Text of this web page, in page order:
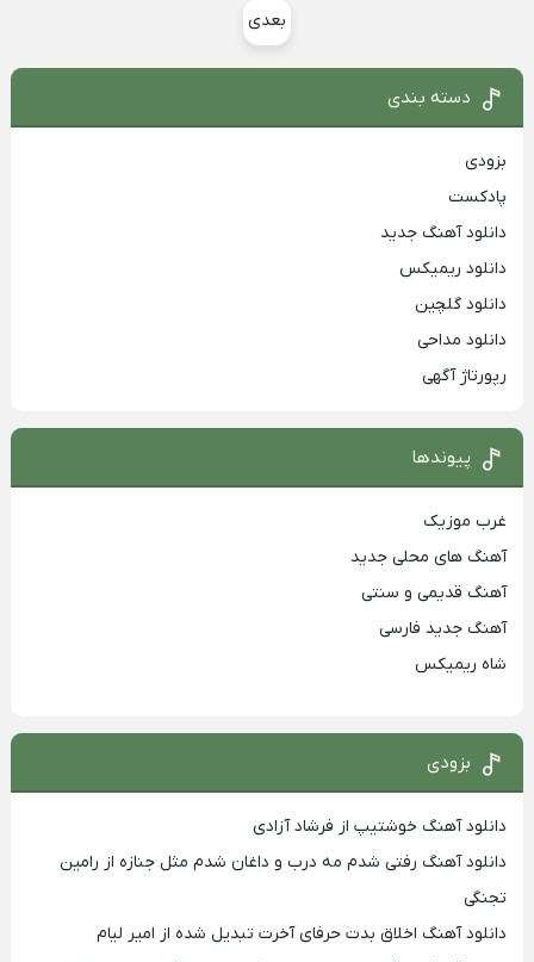
بعدی
دسته بندی
بزودی
پادکست
دانلود آهنگ جدید
دانلود ریمیکس
دانلود گلچین
دانلود مداحی
رپورتاژ آگهی
پیوندها
غرب موزیک
آهنگ های محلی جدید
آهنگ قدیمی و سنتی
آهنگ جدید فارسی
شاه ریمیکس
بزودی
دانلود آهنگ خوشتیپ از فرشاد آزادی
دانلود آهنگ رفتی شدم مه درب و داغان شدم مثل جنازه از رامین
تجنگی
دانلود آهنگ اخلاق بدت حرفای آخرت تبدیل شده از امیر لیام